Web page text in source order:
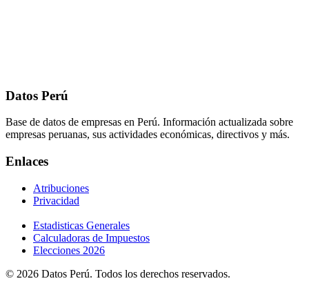
Datos Perú
Base de datos de empresas en Perú. Información actualizada sobre
empresas peruanas, sus actividades económicas, directivos y más.
Enlaces
Atribuciones
Privacidad
Estadisticas Generales
Calculadoras de Impuestos
Elecciones 2026
© 2026 Datos Perú. Todos los derechos reservados.